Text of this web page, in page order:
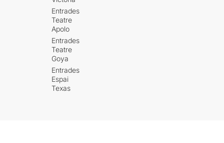
Entrades
Teatre
Apolo
Entrades
Teatre
Goya
Entrades
Espai
Texas